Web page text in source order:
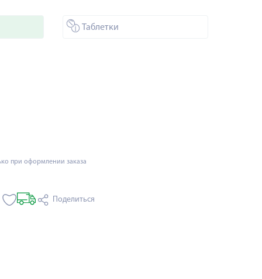
Таблетки
при оформлении заказа
Поделиться